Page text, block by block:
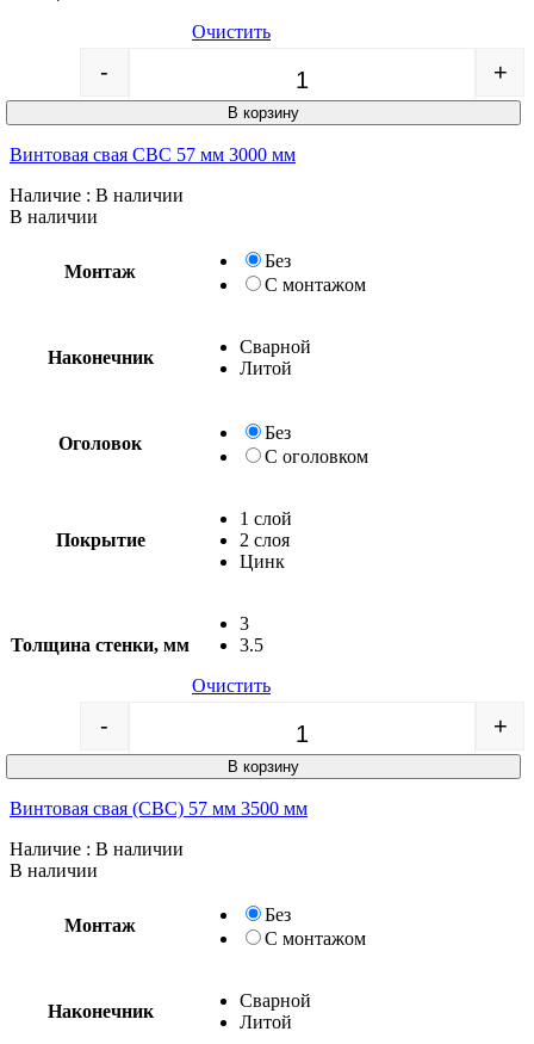
Очистить
Quantity
- +
В корзину
Винтовая свая СВС 57 мм 3000 мм
Наличие : В наличии
В наличии
Монтаж
Без
С монтажом
Наконечник
Сварной
Литой
Оголовок
Без
С оголовком
Покрытие
1 слой
2 слоя
Цинк
Толщина стенки, мм
3
3.5
Очистить
Quantity
- +
В корзину
Винтовая свая (СВС) 57 мм 3500 мм
Наличие : В наличии
В наличии
Монтаж
Без
С монтажом
Наконечник
Сварной
Литой